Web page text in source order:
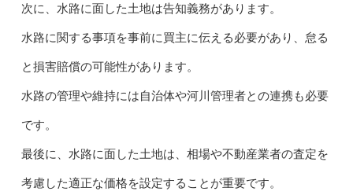
次に、水路に面した土地は告知義務があります。
水路に関する事項を事前に買主に伝える必要があり、怠る
と損害賠償の可能性があります。
水路の管理や維持には自治体や河川管理者との連携も必要
です。
最後に、水路に面した土地は、相場や不動産業者の査定を
考慮した適正な価格を設定することが重要です。